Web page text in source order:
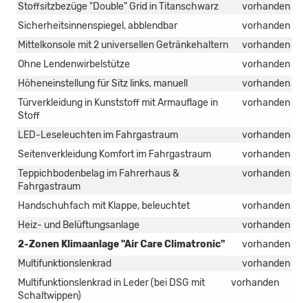
Stoffsitzbezüge "Double" Grid in Titanschwarz
vorhanden
Sicherheitsinnenspiegel, abblendbar
vorhanden
Mittelkonsole mit 2 universellen Getränkehaltern
vorhanden
Ohne Lendenwirbelstütze
vorhanden
Höheneinstellung für Sitz links, manuell
vorhanden
Türverkleidung in Kunststoff mit Armauflage in
Stoff
vorhanden
LED-Leseleuchten im Fahrgastraum
vorhanden
Seitenverkleidung Komfort im Fahrgastraum
vorhanden
Teppichbodenbelag im Fahrerhaus &
Fahrgastraum
vorhanden
Handschuhfach mit Klappe, beleuchtet
vorhanden
Heiz- und Belüftungsanlage
vorhanden
2-Zonen Klimaanlage "Air Care Climatronic"
vorhanden
Multifunktionslenkrad
vorhanden
Multifunktionslenkrad in Leder (bei DSG mit
Schaltwippen)
vorhanden